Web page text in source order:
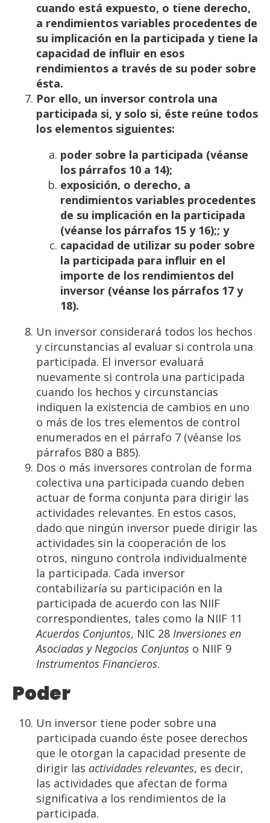
cuando está expuesto, o tiene derecho,
a rendimientos variables procedentes de
su implicación en la participada y tiene la
capacidad de influir en esos
rendimientos a través de su poder sobre
ésta.
Por ello, un inversor controla una
participada si, y solo si, éste reúne todos
los elementos siguientes:
poder sobre la participada (véanse
los párrafos 10 a 14);
exposición, o derecho, a
rendimientos variables procedentes
de su implicación en la participada
(véanse los párrafos 15 y 16);; y
capacidad de utilizar su poder sobre
la participada para influir en el
importe de los rendimientos del
inversor (véanse los párrafos 17 y
18).
Un inversor considerará todos los hechos
y circunstancias al evaluar si controla una
participada. El inversor evaluará
nuevamente si controla una participada
cuando los hechos y circunstancias
indiquen la existencia de cambios en uno
o más de los tres elementos de control
enumerados en el párrafo 7 (véanse los
párrafos B80 a B85).
Dos o más inversores controlan de forma
colectiva una participada cuando deben
actuar de forma conjunta para dirigir las
actividades relevantes. En estos casos,
dado que ningún inversor puede dirigir las
actividades sin la cooperación de los
otros, ninguno controla individualmente
la participada. Cada inversor
contabilizaría su participación en la
participada de acuerdo con las NIIF
correspondientes, tales como la NIIF 11
Acuerdos Conjuntos, NIC 28 Inversiones en
Asociadas y Negocios Conjuntos o NIIF 9
Instrumentos Financieros.
Poder
Un inversor tiene poder sobre una
participada cuando éste posee derechos
que le otorgan la capacidad presente de
dirigir las actividades relevantes, es decir,
las actividades que afectan de forma
significativa a los rendimientos de la
participada.